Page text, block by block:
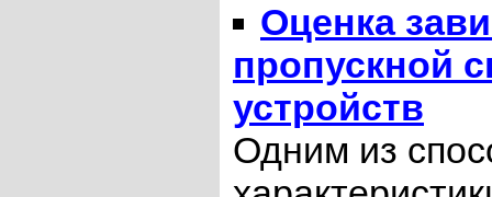
Оценка
пропускной
устройств
Одним из